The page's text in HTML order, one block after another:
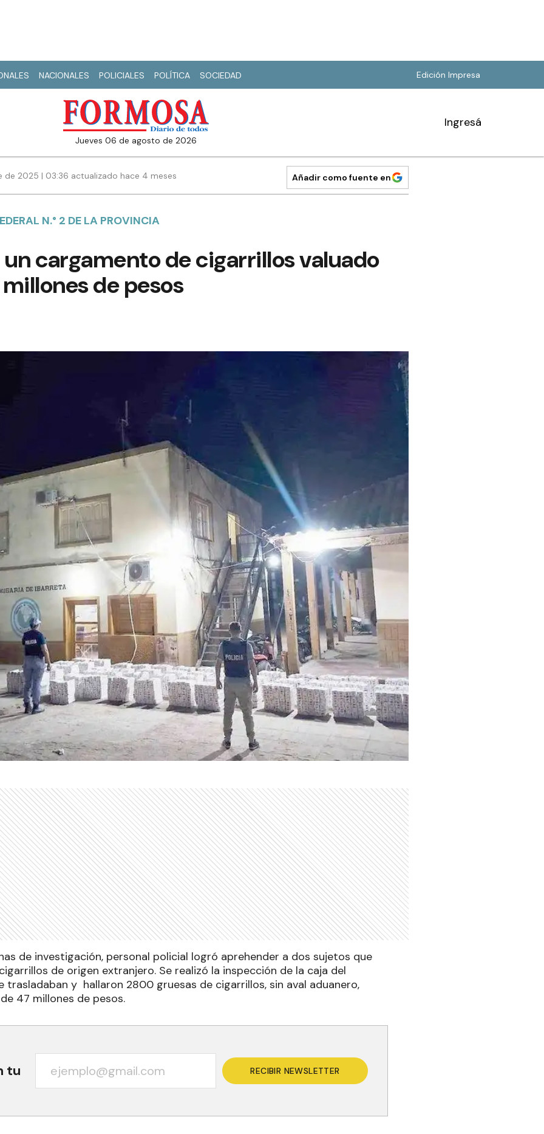
NACIONALES POLICIALES POLÍTICA SOCIEDAD Edición Impresa
jueves 06 de agosto de 2026
Ingresá
de 2025 | 03:36 actualizado hace 4 meses Añadir como fuente en
N.° 2 DE LA PROVINCIA
cargamento de cigarrillos valuado
de pesos
de investigación, personal policial logró aprehender a dos sujetos que
de origen extranjero. Se realizó la inspección de la caja del
trasladaban y hallaron 2800 gruesas de cigarrillos, sin aval aduanero,
47 millones de pesos.
tu RECIBIR NEWSLETTER